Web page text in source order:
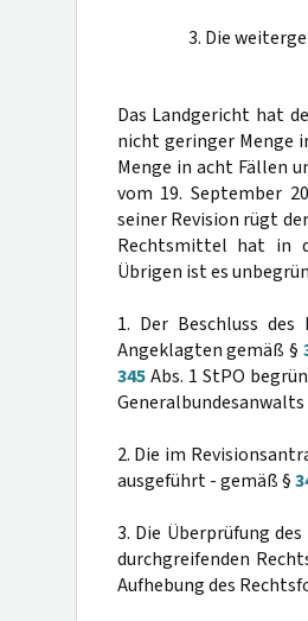
3. Die
Das Landgericht hat
nicht geringer Menge
Menge in acht Fällen
vom 19. September
seiner Revision rügt
Rechtsmittel hat in
Übrigen ist es
1. Der Beschluss
Angeklagten gemäß §
345Abs. 1 StPO
Generalbundesanwalts
2. Die im
ausgeführt - gemäß §
3. Die Überprüfung
durchgreifenden
Aufhebung des